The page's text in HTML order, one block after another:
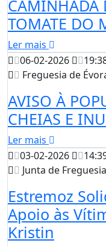
CAMINHADA
TOMATE DO
Ler mais
06-02-2026
Freguesia de
AVISO À
CHEIAS E
Ler mais
03-02-2026
Junta de
Estremoz
Apoio às
Kristin